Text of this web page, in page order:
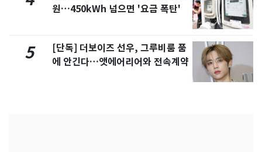
원…450kWh 넘으면 '요금 폭탄'
5
[단독] 더보이즈 선우, 그루비룸 품
에 안긴다…앳에어리어와 전속계약